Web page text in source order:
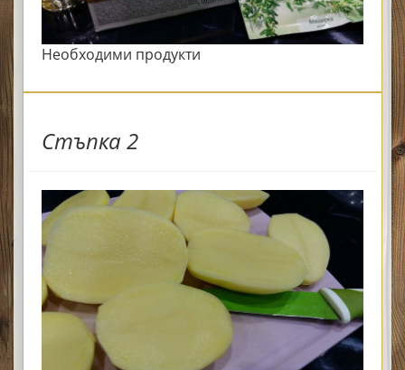
Необходими продукти
Стъпка 2